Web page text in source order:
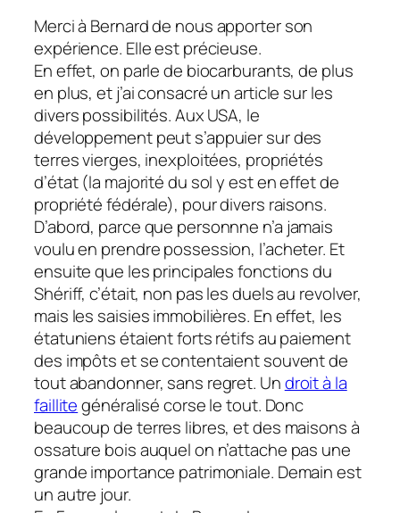
Merci à Bernard de nous apporter son
expérience. Elle est précieuse.
En effet, on parle de biocarburants, de plus
en plus, et j’ai consacré un article sur les
divers possibilités. Aux USA, le
développement peut s’appuier sur des
terres vierges, inexploitées, propriétés
d’état (la majorité du sol y est en effet de
propriété fédérale), pour divers raisons.
D’abord, parce que personnne n’a jamais
voulu en prendre possession, l’acheter. Et
ensuite que les principales fonctions du
Shériff, c’était, non pas les duels au revolver,
mais les saisies immobilières. En effet, les
étatuniens étaient forts rétifs au paiement
des impôts et se contentaient souvent de
tout abandonner, sans regret. Undroit à la
faillitegénéralisé corse le tout. Donc
beaucoup de terres libres, et des maisons à
ossature bois auquel on n’attache pas une
grande importance patrimoniale. Demain est
un autre jour.